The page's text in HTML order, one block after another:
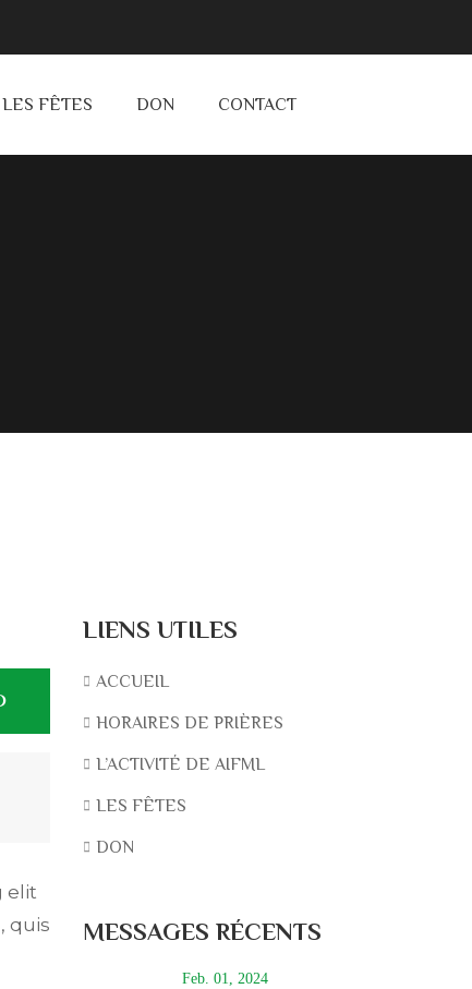
LES FÊTES DON CONTACT
elit
quis
LIENS UTILES
ACCUEIL
HORAIRES DE PRIÈRES
L’ACTIVITÉ DE AIFML
LES FÊTES
DON
MESSAGES RÉCENTS
Feb. 01, 2024